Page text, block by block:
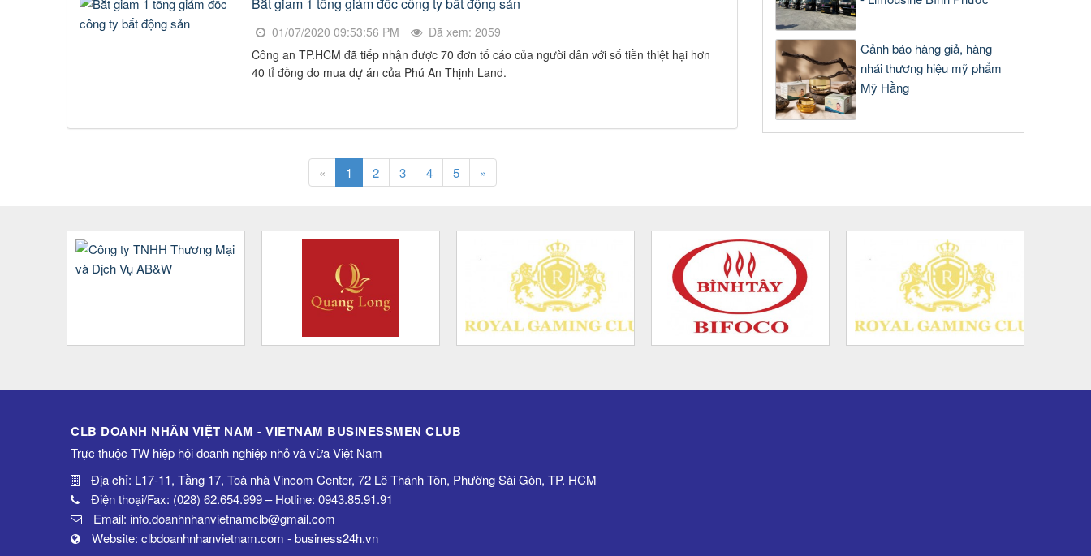
01/07/2020 09:53:56 PM
Đã xem: 2059
Công an TP.HCM đã tiếp nhận được 70 đơn tố cáo của người dân với số tiền thiệt hại hơn
40 tỉ đồng do mua dự án của Phú An Thịnh Land.
« 1 2 3 4 5 »
Cảnh báo hàng giả, hàng
nhái thương hiệu mỹ phẩm
Mỹ Hằng
CLB DOANH NHÂN VIỆT NAM - VIETNAM BUSINESSMEN CLUB
Trực thuộc TW hiệp hội doanh nghiệp nhỏ và vừa Việt Nam
Địa chỉ: L17-11, Tầng 17, Toà nhà Vincom Center, 72 Lê Thánh Tôn, Phường Sài Gòn, TP. HCM
Điện thoại/Fax: (028) 62.654.999 – Hotline: 0943.85.91.91
Email: info.doanhnhanvietnamclb@gmail.com
Website: clbdoanhnhanvietnam.com - business24h.vn